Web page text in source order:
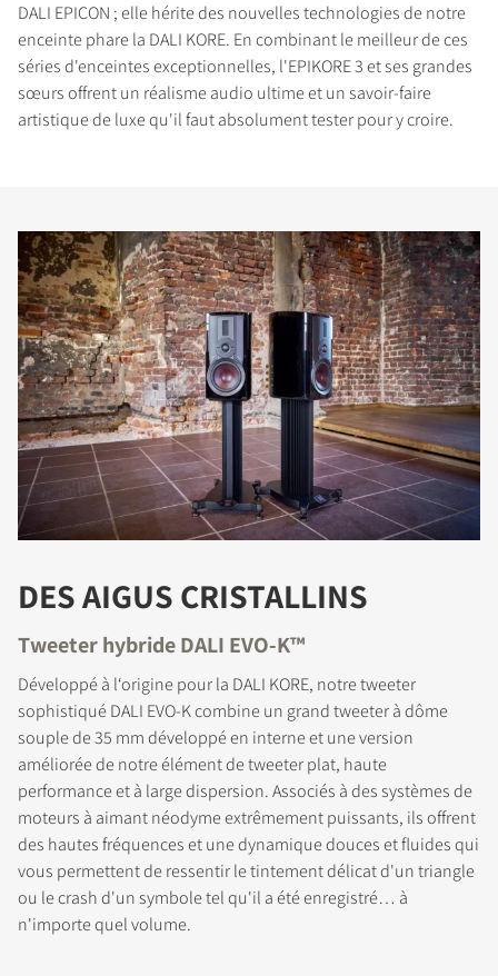
DALI EPICON ; elle hérite des nouvelles technologies de notre
enceinte phare la DALI KORE. En combinant le meilleur de ces
séries d'enceintes exceptionnelles, l'EPIKORE 3 et ses grandes
sœurs offrent un réalisme audio ultime et un savoir-faire
artistique de luxe qu'il faut absolument tester pour y croire.
DES AIGUS CRISTALLINS
Tweeter hybride DALI EVO-K™
Développé à l‘origine pour la DALI KORE, notre tweeter
sophistiqué DALI EVO-K combine un grand tweeter à dôme
souple de 35 mm développé en interne et une version
améliorée de notre élément de tweeter plat, haute
performance et à large dispersion. Associés à des systèmes de
moteurs à aimant néodyme extrêmement puissants, ils offrent
des hautes fréquences et une dynamique douces et fluides qui
vous permettent de ressentir le tintement délicat d'un triangle
ou le crash d'un symbole tel qu'il a été enregistré… à
n'importe quel volume.